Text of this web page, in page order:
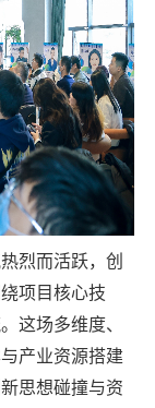
烈而活跃，创
项目核心技
这场多维度、
产业资源搭建
思想碰撞与资